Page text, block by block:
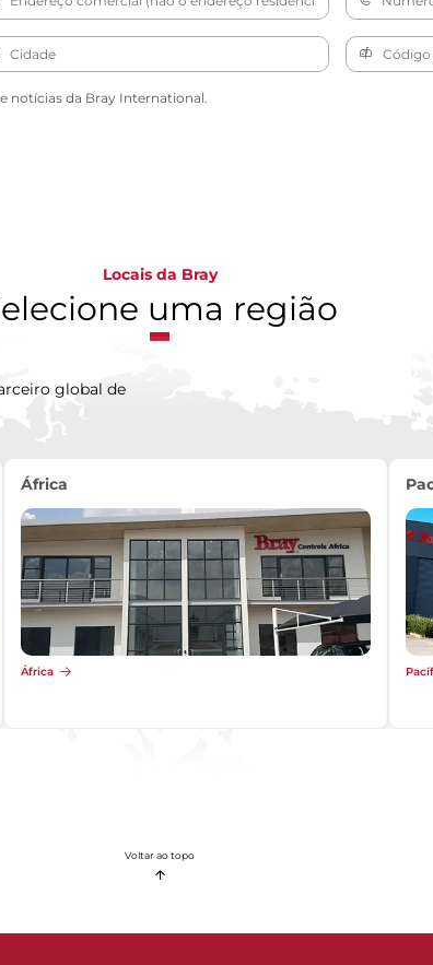
notícias da Bray International.
Locais da Bray
uma região
global de
África
África
Voltar ao topo